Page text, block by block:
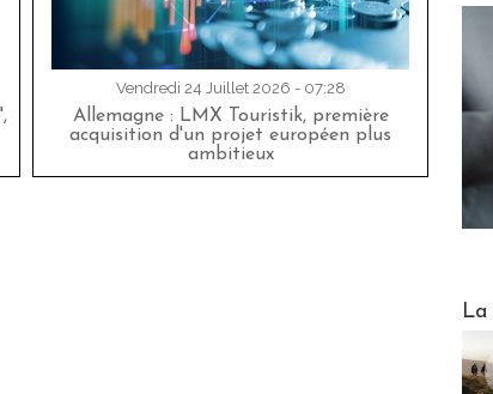
Vendredi 24 Juillet 2026 - 07:28
Allemagne : LMX Touristik, première
acquisition d'un projet européen plus
ambitieux
La